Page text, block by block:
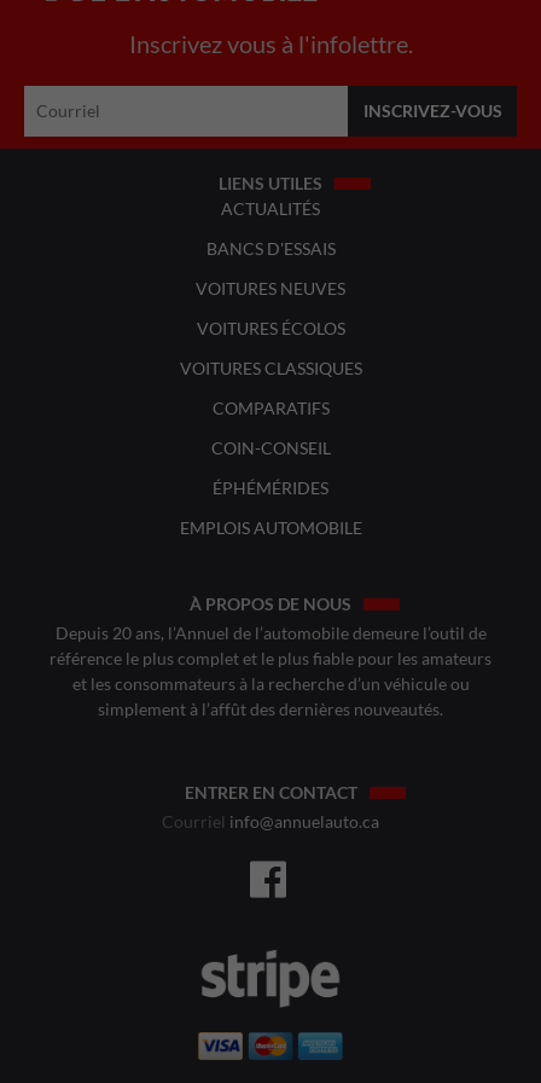
Inscrivez vous à l'infolettre.
LIENS UTILES
ACTUALITÉS
BANCS D'ESSAIS
VOITURES NEUVES
VOITURES ÉCOLOS
VOITURES CLASSIQUES
COMPARATIFS
COIN-CONSEIL
ÉPHÉMÉRIDES
EMPLOIS AUTOMOBILE
À PROPOS DE NOUS
Depuis 20 ans, l’Annuel de l’automobile demeure l’outil de
référence le plus complet et le plus fiable pour les amateurs
et les consommateurs à la recherche d’un véhicule ou
simplement à l’affût des dernières nouveautés.
ENTRER EN CONTACT
Courriel info@annuelauto.ca